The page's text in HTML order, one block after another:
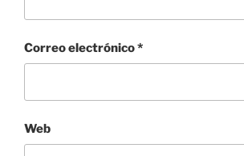
Correo electrónico*
Web